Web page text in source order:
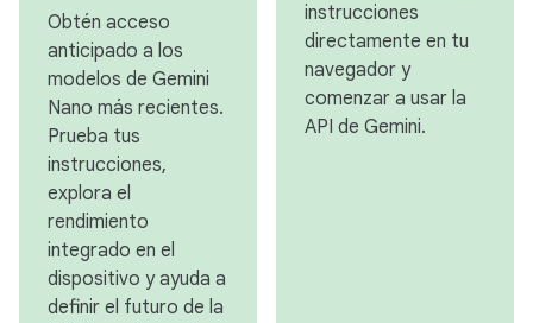
Obtén acceso
anticipado a los
modelos de Gemini
Nano más recientes.
Prueba tus
instrucciones,
explora el
rendimiento
integrado en el
dispositivo y ayuda a
definir el futuro de la
instrucciones
directamente en tu
navegador y
comenzar a usar la
API de Gemini.